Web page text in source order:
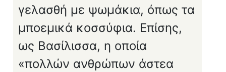
γελασθή με ψωμάκια, όπως τα
μποεμικά κοσσύφια. Επίσης,
ως Βασίλισσα, η οποία
«πολλών ανθρώπων άστεα